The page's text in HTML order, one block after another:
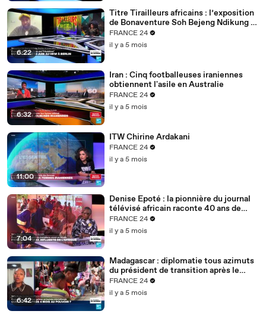
6:22
Titre Tirailleurs africains : l’exposition
de Bonaventure Soh Bejeng Ndikung à
Berlin
FRANCE 24
il y a 5 mois
6:32
Iran : Cinq footballeuses iraniennes
obtiennent l'asile en Australie
FRANCE 24
il y a 5 mois
11:00
ITW Chirine Ardakani
FRANCE 24
il y a 5 mois
7:04
Denise Epoté : la pionnière du journal
télévisé africain raconte 40 ans de
carrière
FRANCE 24
il y a 5 mois
6:42
Madagascar : diplomatie tous azimuts
du président de transition après le
putsch
FRANCE 24
il y a 5 mois